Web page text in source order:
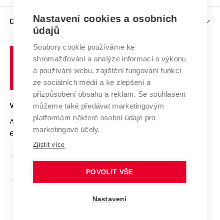
E-přihláška
Závěrečné práce
Doktorské studium
Studium bez bariér
Podpora podnikání
Mezinárodní vědecká rada
Systém zajišťování kvality výzkumu
Výzkumné infrastruktury
Transfer znalostí
Open Science
Projekty
Projekty ze strukturálních fondů
Specifický výzkum
Zahraniční spolupráce
Spolupráce se školami
Služby univerzity
Mezinárodní dohody
Univerzitní sítě
O UNIVERZITĚ
Profil univerzity
Udržitelná univerzita
Podnikavá univerzita / ContriBUTe
Bezpečná univerzita
Vyznamenání
Organizační struktura
Ochrana osobních údajů
odkaz)
učení
technické
VYSOKÉ UČENÍ TECHNICKÉ V BRNĚ
Antonínská 548/1
602 00 Brno
www.vut.cz
vut@vutbr.cz
Nastavení cookies a osobních
údajů
Soubory cookie používáme ke
shromažďování a analýze informací o výkonu
a používání webu, zajištění fungování funkcí
ze sociálních médií a ke zlepšení a
přizpůsobení obsahu a reklam. Se souhlasem
můžeme také předávat marketingovým
platformám některé osobní údaje pro
marketingové účely.
Zjistit více
POVOLIT VŠE
Nastavení